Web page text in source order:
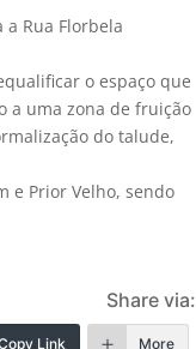
Rua Florbela
o espaço que
a uma zona de fruição
do talude,
e Prior Velho, sendo
Share via:
Link More